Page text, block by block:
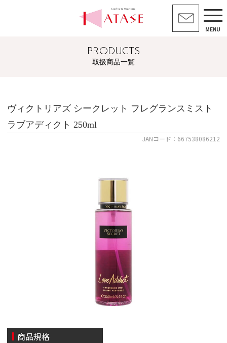
MENU
PRODUCTS
取扱商品一覧
ヴィクトリアズ シークレット フレグランスミスト
ラブアディクト 250ml
JANコード：667538086212
商品規格